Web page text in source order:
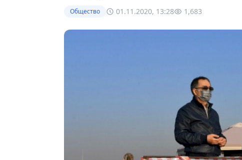
Общество 01.11.2020, 13:28 1,683